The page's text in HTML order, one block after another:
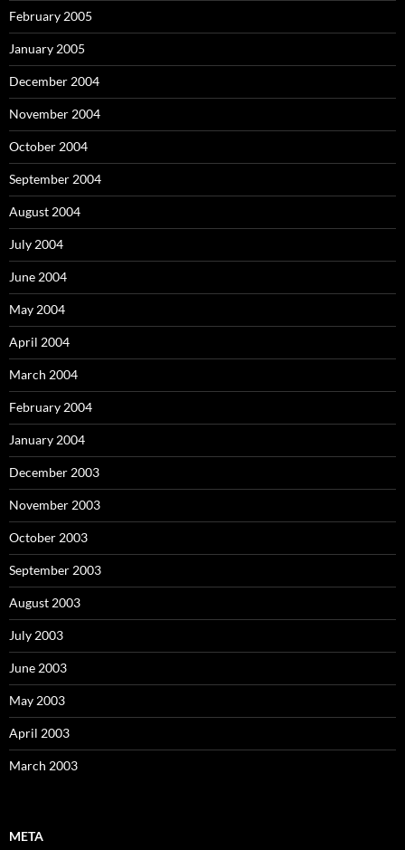
February 2005
January 2005
December 2004
November 2004
October 2004
September 2004
August 2004
July 2004
June 2004
May 2004
April 2004
March 2004
February 2004
January 2004
December 2003
November 2003
October 2003
September 2003
August 2003
July 2003
June 2003
May 2003
April 2003
March 2003
META